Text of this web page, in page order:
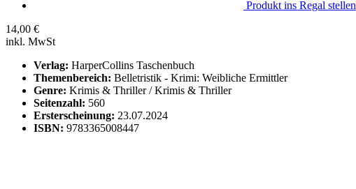
Produkt ins Regal stellen
14,00 €
inkl. MwSt
Verlag: HarperCollins Taschenbuch
Themenbereich: Belletristik - Krimi: Weibliche Ermittler
Genre: Krimis & Thriller / Krimis & Thriller
Seitenzahl: 560
Ersterscheinung: 23.07.2024
ISBN: 9783365008447